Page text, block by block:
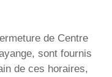
de Centre
sont fournis
de ces horaires,